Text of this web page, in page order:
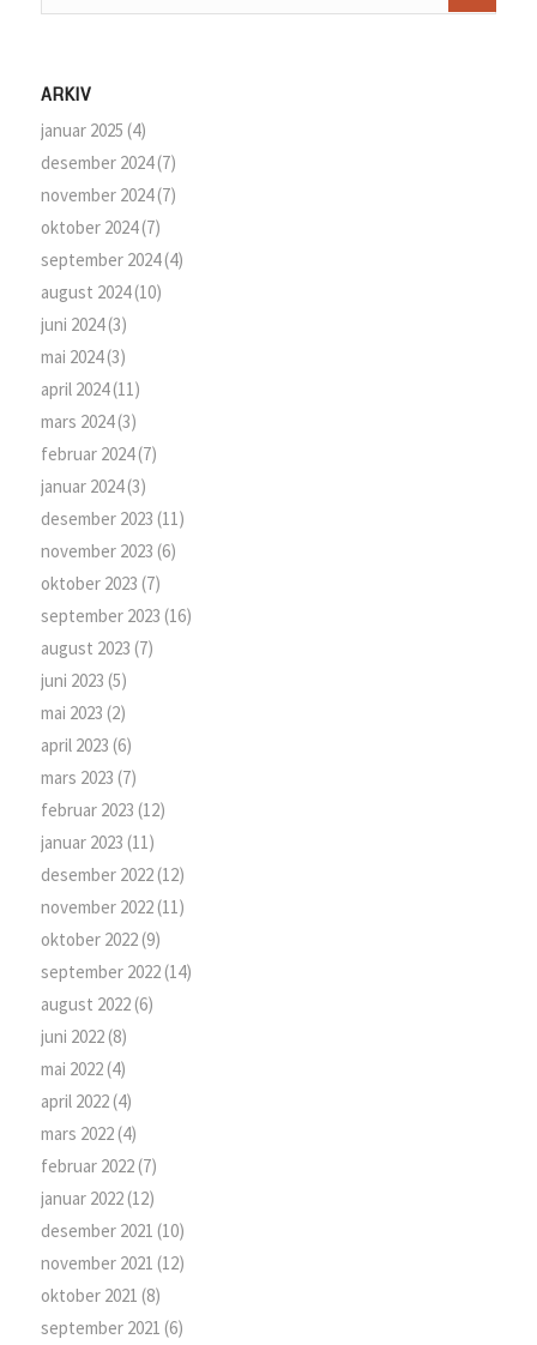
ARKIV
januar 2025 (4)
desember 2024(7)
november 2024(7)
oktober 2024(7)
september 2024(4)
august 2024(10)
juni 2024(3)
mai 2024(3)
april 2024(11)
mars 2024(3)
februar 2024(7)
januar 2024(3)
desember 2023 (11)
november 2023 (6)
oktober 2023 (7)
september 2023 (16)
august 2023 (7)
juni 2023 (5)
mai 2023 (2)
april 2023 (6)
mars 2023 (7)
februar 2023 (12)
januar 2023 (11)
desember 2022(12)
november 2022(11)
oktober 2022(9)
september 2022(14)
august 2022(6)
juni 2022(8)
mai 2022(4)
april 2022(4)
mars 2022(4)
februar 2022(7)
januar 2022(12)
desember 2021 (10)
november 2021 (12)
oktober 2021 (8)
september 2021 (6)